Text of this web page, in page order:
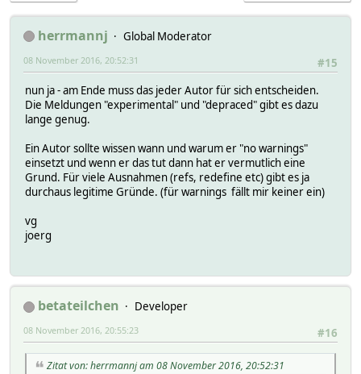
herrmannj
Global Moderator
#15
08 November 2016, 20:52:31
nun ja - am Ende muss das jeder Autor für sich entscheiden.
Die Meldungen "experimental" und "depraced" gibt es dazu
lange genug.
Ein Autor sollte wissen wann und warum er "no warnings"
einsetzt und wenn er das tut dann hat er vermutlich eine
Grund. Für viele Ausnahmen (refs, redefine etc) gibt es ja
durchaus legitime Gründe. (für warnings fällt mir keiner ein)
vg
joerg
betateilchen
Developer
#16
08 November 2016, 20:55:23
Zitat von: herrmannj am 08 November 2016, 20:52:31